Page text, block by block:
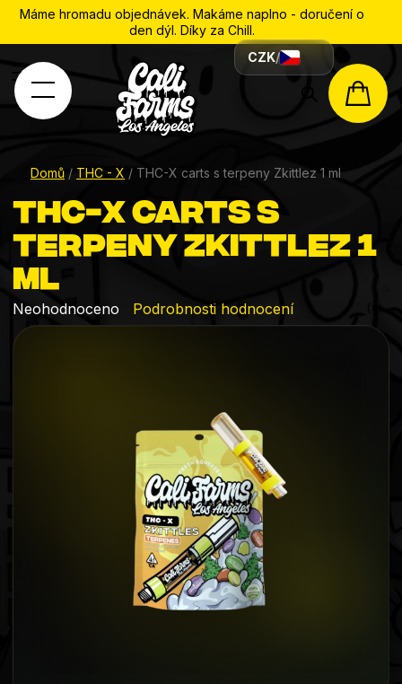
Máme hromadu objednávek. Makáme naplno - doručení o
den dýl. Díky za Chill.
CZK/
Hledat
Domů / THC - X / THC-X carts s terpeny Zkittlez 1 ml
THC-X carts s
terpeny Zkittlez 1
ml
Průměrné
hodnocení
Neohodnoceno Podrobnosti hodnocení